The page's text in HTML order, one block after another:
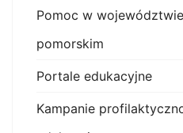
Pomoc w województwie
pomorskim
Portale edukacyjne
Kampanie